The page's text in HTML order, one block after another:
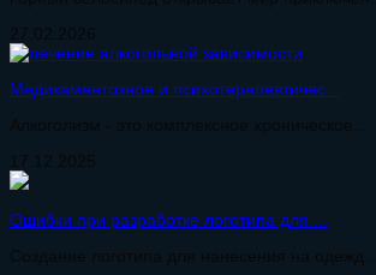
27.02.2026
Медикаментозное и психотерапевтичес...
Алкоголизм - это комплексное хроническое...
17.12.2025
Ошибки при разработке логотипа для ...
Создание логотипа для нанесения на одежд...